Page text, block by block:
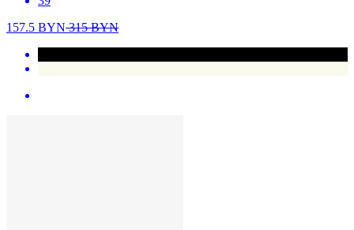
157.5 BYN315BYN